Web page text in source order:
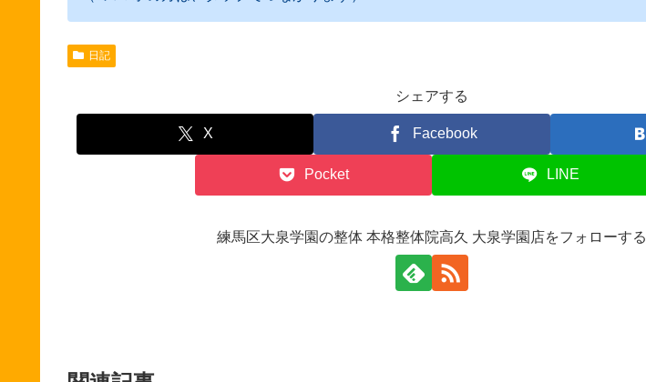
日記
シェアする
X Facebook
Pocket LINE
練馬区大泉学園の整体 本格整体院高久 大泉学園店をフォローする